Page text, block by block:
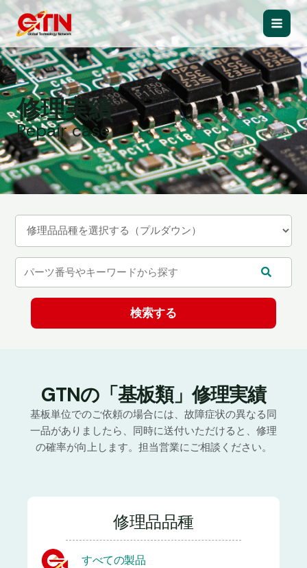
内
容
を
ス
キ
ッ
プ
Main
修理実績
Repair case
GTNの「基板類」修理実績
基板単位でのご依頼の場合には、故障症状の異なる同
一品がありましたら、同時に送付いただけると、修理
の確率が向上します。担当営業にご相談ください。
修理品品種
すべての製品